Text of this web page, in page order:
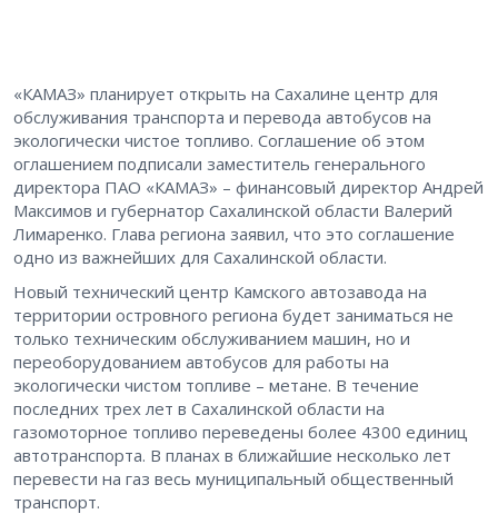
«КАМАЗ» планирует открыть на Сахалине центр для
обслуживания транспорта и перевода автобусов на
экологически чистое топливо. Соглашение об этом
оглашением подписали заместитель генерального
директора ПАО «КАМАЗ» – финансовый директор Андрей
Максимов и губернатор Сахалинской области Валерий
Лимаренко. Глава региона заявил, что это соглашение
одно из важнейших для Сахалинской области.
Новый технический центр Камского автозавода на
территории островного региона будет заниматься не
только техническим обслуживанием машин, но и
переоборудованием автобусов для работы на
экологически чистом топливе – метане. В течение
последних трех лет в Сахалинской области на
газомоторное топливо переведены более 4300 единиц
автотранспорта. В планах в ближайшие несколько лет
перевести на газ весь муниципальный общественный
транспорт.